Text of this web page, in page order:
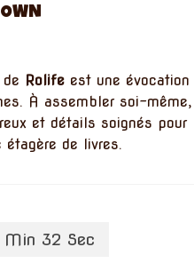
Rolifeest une évocation
À assembler soi-
et détails soignés pour
étagère de livres.
Min 32 Sec